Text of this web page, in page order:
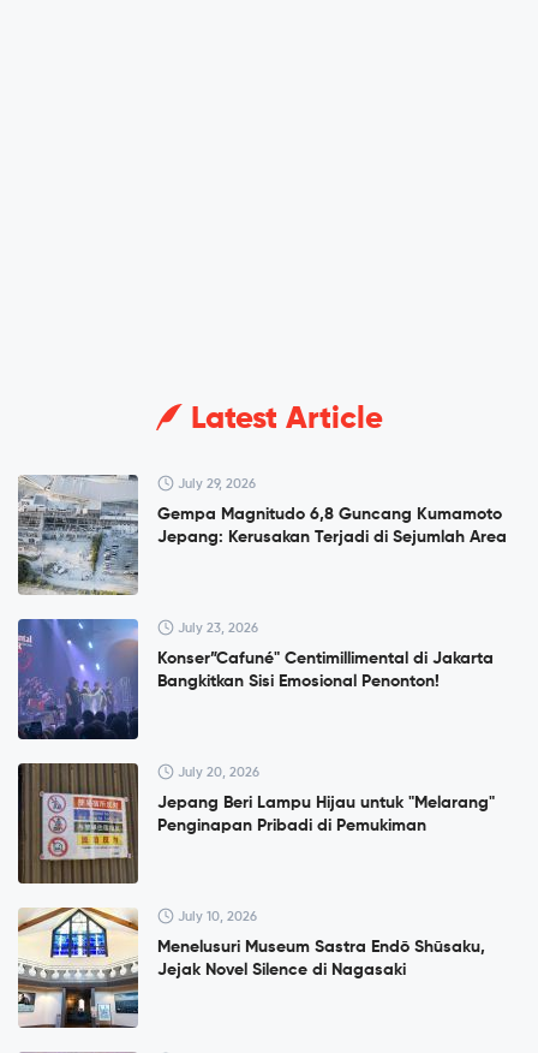
Latest Article
July 29, 2026
Gempa Magnitudo 6,8 Guncang Kumamoto
Jepang: Kerusakan Terjadi di Sejumlah Area
July 23, 2026
Konser”Cafuné" Centimillimental di Jakarta
Bangkitkan Sisi Emosional Penonton!
July 20, 2026
Jepang Beri Lampu Hijau untuk "Melarang"
Penginapan Pribadi di Pemukiman
July 10, 2026
Menelusuri Museum Sastra Endō Shūsaku,
Jejak Novel Silence di Nagasaki